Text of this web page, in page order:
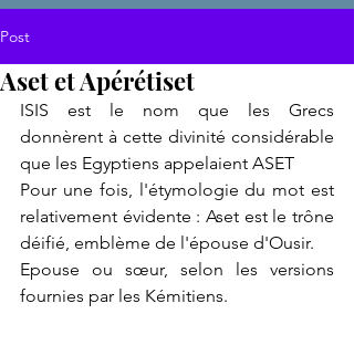
Post
Aset et Apérétiset
ISIS est le nom que les Grecs
donnèrent à cette divinité considérable
que les Egyptiens appelaient ASET
Pour une fois, l'étymologie du mot est
relativement évidente : Aset est le trône
déifié, emblème de l'épouse d'Ousir.
Epouse ou sœur, selon les versions
fournies par les Kémitiens.